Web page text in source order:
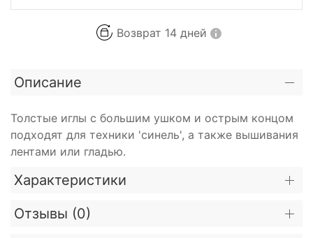
Возврат 14 дней
Описание
Толстые иглы с большим ушком и острым концом
подходят для техники 'синель', а также вышивания
лентами или гладью.
Характеристики
Отзывы (0)